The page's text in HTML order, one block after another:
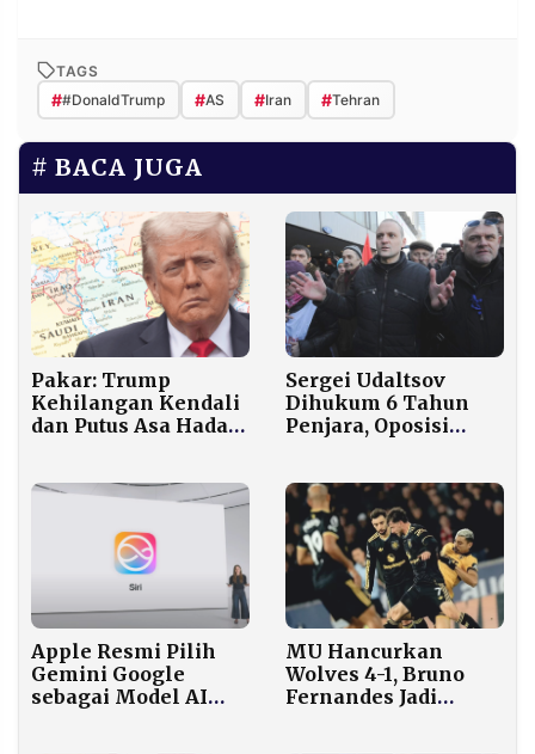
TAGS
##DonaldTrump #AS #Iran #Tehran
BACA JUGA
Pakar: Trump
Kehilangan Kendali
dan Putus Asa Hadapi
Sergei Udaltsov
Dihukum 6 Tahun
Penjara, Oposisi
Apple Resmi Pilih
Gemini Google
sebagai Model AI
MU Hancurkan
Wolves 4-1, Bruno
Fernandes Jadi